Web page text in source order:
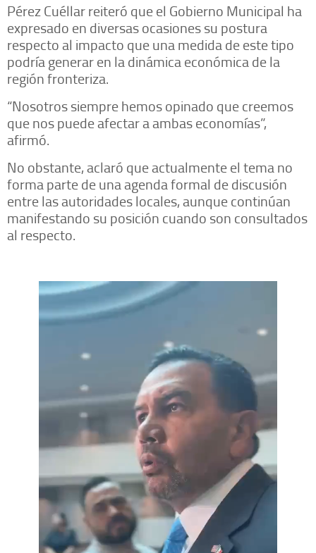
Pérez Cuéllar reiteró que el Gobierno Municipal ha
expresado en diversas ocasiones su postura
respecto al impacto que una medida de este tipo
podría generar en la dinámica económica de la
región fronteriza.
“Nosotros siempre hemos opinado que creemos
que nos puede afectar a ambas economías”,
afirmó.
No obstante, aclaró que actualmente el tema no
forma parte de una agenda formal de discusión
entre las autoridades locales, aunque continúan
manifestando su posición cuando son consultados
al respecto.